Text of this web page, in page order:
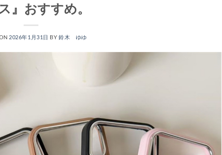
』おすすめ。
2026年1月31日 BY鈴木 ゆゆ